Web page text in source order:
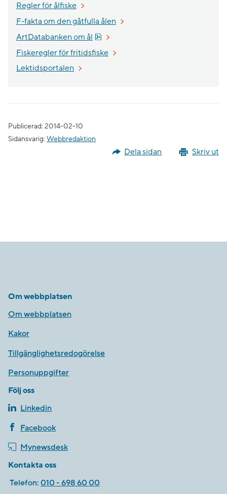
Regler för ålfiske
F-fakta om den gåtfulla ålen
ArtDatabanken om ål
Pdf, 21.4 kB, öppnas i nytt fönster.
Fiskeregler för fritidsfiske
Lektidsportalen
Publicerad: 2014-02-10
Sidansvarig: Webbredaktion
Skriv ut
Dela sidan
Om webbplatsen
Om webbplatsen
Kakor
Tillgänglighetsredogörelse
Personuppgifter
Följ oss
Linkedin
Facebook
Mynewsdesk
Kontakta oss
Telefon: 010 - 698 60 00